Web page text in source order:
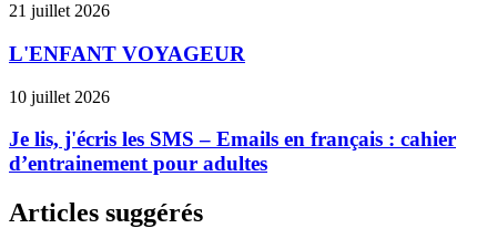
21 juillet 2026
L'ENFANT VOYAGEUR
10 juillet 2026
Je lis, j'écris les SMS – Emails en français : cahier
d’entrainement pour adultes
Articles suggérés